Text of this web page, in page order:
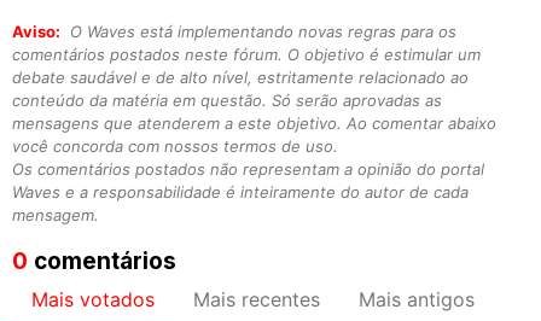
Aviso:
O Waves está implementando novas regras para os
comentários postados neste fórum. O objetivo é estimular um
debate saudável e de alto nível, estritamente relacionado ao
conteúdo da matéria em questão. Só serão aprovadas as
mensagens que atenderem a este objetivo. Ao comentar abaixo
você concorda com nossos termos de uso.
Os comentários postados não representam a opinião do portal
Waves e a responsabilidade é inteiramente do autor de cada
mensagem.
0 comentários
Mais votados Mais recentes Mais antigos